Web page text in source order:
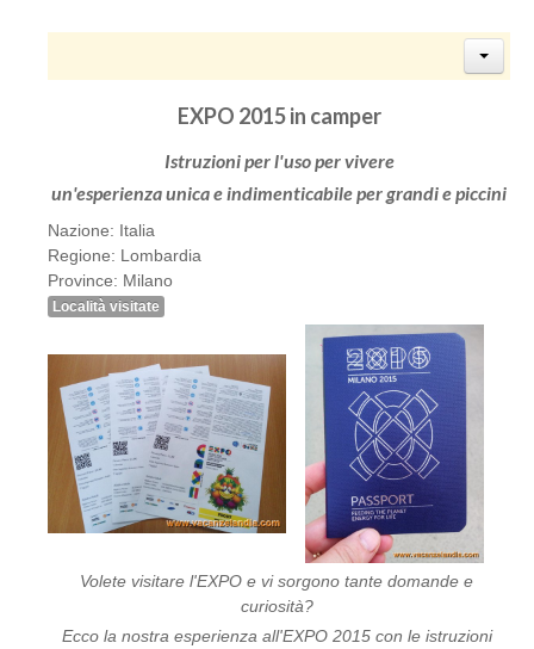
EXPO 2015 in camper
Istruzioni per l'uso per vivere
un'esperienza unica e indimenticabile per grandi e piccini
Nazione: Italia
Regione: Lombardia
Province: Milano
Località visitate
Volete visitare l'EXPO e vi sorgono tante domande e
curiosità?
Ecco la nostra esperienza all'EXPO 2015 con le istruzioni